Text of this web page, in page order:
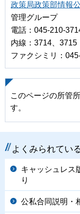
政策局政策部情報
管理グループ
電話：045-210-
内線：3714、3715
ファクシミリ：
このページの所管
す。
よくみられてい
キャッシュレス
り
公私合同説明・